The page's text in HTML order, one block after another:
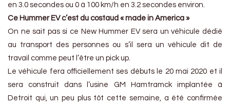
en 3.0 secondes ou 0 à 100 km/h en 3.2 secondes environ.
Ce Hummer EV c’est du costaud « made in America »
On ne sait pas si ce New Hummer EV sera un véhicule dédié
au transport des personnes ou s’il sera un véhicule dit de
travail comme peut l’être un pick up.
Le véhicule fera officiellement ses débuts le 20 mai 2020 et il
sera construit dans l’usine GM Hamtramck implantée à
Detroit qui, un peu plus tôt cette semaine, a été confirmée